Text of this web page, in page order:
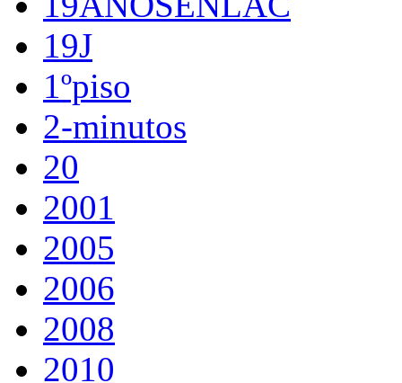
19J
1ºpiso
2-minutos
20
2001
2005
2006
2008
2010